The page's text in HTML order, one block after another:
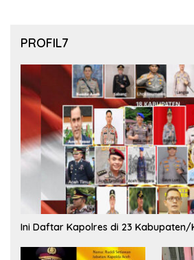
PROFIL7
Ini Daftar Kapolres di 23 Kabupaten/